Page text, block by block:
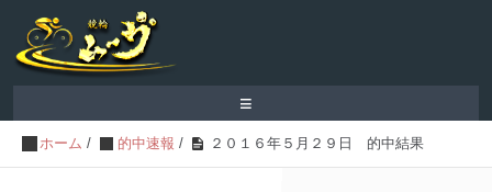
≡
ホーム / 的中速報 / ２０１６年５月２９日 的中結果